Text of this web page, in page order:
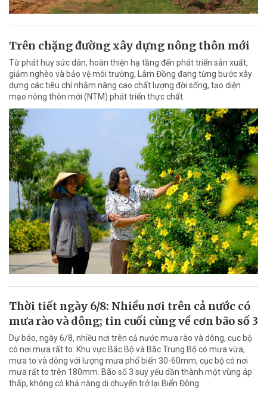
Trên chặng đường xây dựng nông thôn mới
Từ phát huy sức dân, hoàn thiện hạ tầng đến phát triển sản xuất,
giảm nghèo và bảo vệ môi trường, Lâm Đồng đang từng bước xây
dựng các tiêu chí nhằm nâng cao chất lượng đời sống, tạo diện
mạo nông thôn mới (NTM) phát triển thực chất.
Thời tiết ngày 6/8: Nhiều nơi trên cả nước có
mưa rào và dông; tin cuối cùng về cơn bão số 3
Dự báo, ngày 6/8, nhiều nơi trên cả nước mưa rào và dông, cục bộ
có nơi mưa rất to. Khu vực Bắc Bộ và Bắc Trung Bộ có mưa vừa,
mưa to và dông với lượng mưa phổ biến 30-60mm, cục bộ có nơi
mưa rất to trên 180mm. Bão số 3 suy yếu dần thành một vùng áp
thấp, không có khả năng di chuyển trở lại Biển Đông.